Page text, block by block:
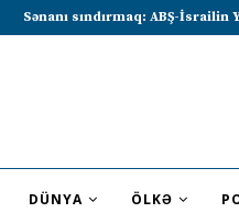
Lavrov Suriya prezidentini
DÜNYA ÖLKƏ